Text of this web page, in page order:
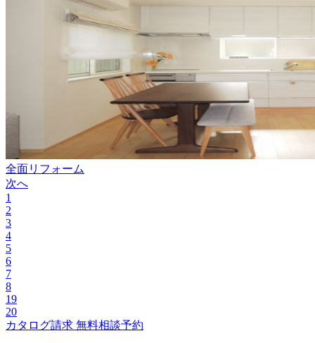
全面リフォーム
次へ
1
2
3
4
5
6
7
8
19
20
カタログ請求 無料相談予約